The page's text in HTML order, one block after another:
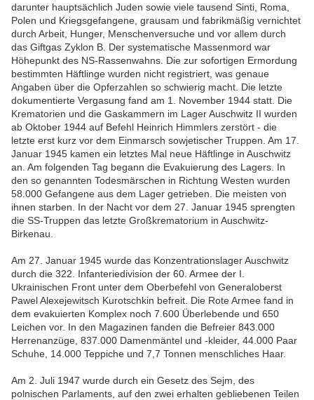
darunter hauptsächlich Juden sowie viele tausend Sinti, Roma,
Polen und Kriegsgefangene, grausam und fabrikmäßig vernichtet
durch Arbeit, Hunger, Menschenversuche und vor allem durch
das Giftgas Zyklon B. Der systematische Massenmord war
Höhepunkt des NS-Rassenwahns. Die zur sofortigen Ermordung
bestimmten Häftlinge wurden nicht registriert, was genaue
Angaben über die Opferzahlen so schwierig macht. Die letzte
dokumentierte Vergasung fand am 1. November 1944 statt. Die
Krematorien und die Gaskammern im Lager Auschwitz II wurden
ab Oktober 1944 auf Befehl Heinrich Himmlers zerstört - die
letzte erst kurz vor dem Einmarsch sowjetischer Truppen. Am 17.
Januar 1945 kamen ein letztes Mal neue Häftlinge in Auschwitz
an. Am folgenden Tag begann die Evakuierung des Lagers. In
den so genannten Todesmärschen in Richtung Westen wurden
58.000 Gefangene aus dem Lager getrieben. Die meisten von
ihnen starben. In der Nacht vor dem 27. Januar 1945 sprengten
die SS-Truppen das letzte Großkrematorium in Auschwitz-
Birkenau.
Am 27. Januar 1945 wurde das Konzentrationslager Auschwitz
durch die 322. Infanteriedivision der 60. Armee der I.
Ukrainischen Front unter dem Oberbefehl von Generaloberst
Pawel Alexejewitsch Kurotschkin befreit. Die Rote Armee fand in
dem evakuierten Komplex noch 7.600 Überlebende und 650
Leichen vor. In den Magazinen fanden die Befreier 843.000
Herrenanzüge, 837.000 Damenmäntel und -kleider, 44.000 Paar
Schuhe, 14.000 Teppiche und 7,7 Tonnen menschliches Haar.
Am 2. Juli 1947 wurde durch ein Gesetz des Sejm, des
polnischen Parlaments, auf den zwei erhalten gebliebenen Teilen